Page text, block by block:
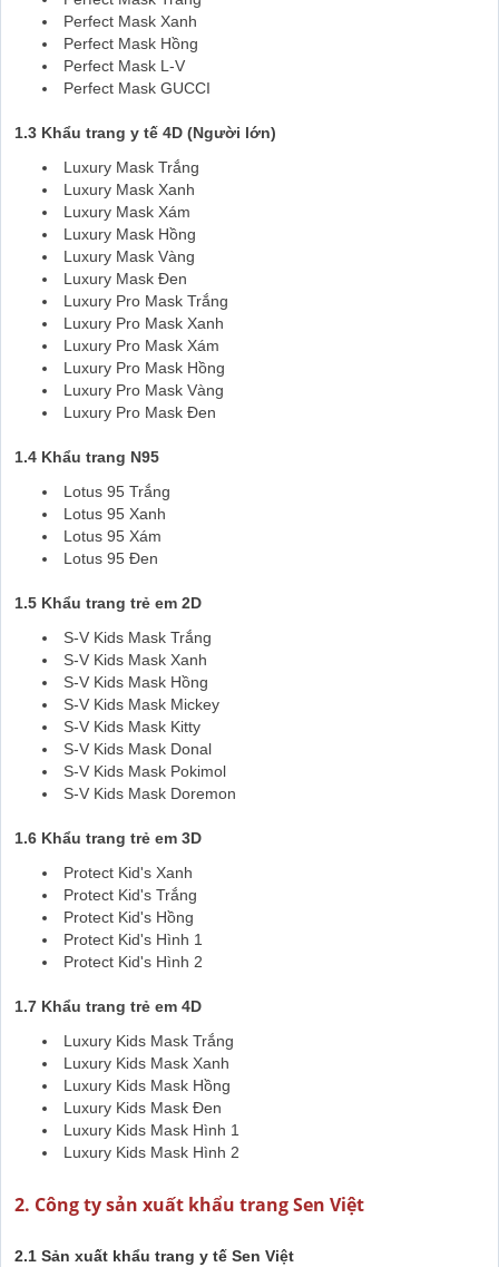
Perfect Mask Xanh
Perfect Mask Hồng
Perfect Mask L-V
Perfect Mask GUCCI
1.3 Khẩu trang y tế 4D (Người lớn)
Luxury Mask Trắng
Luxury Mask Xanh
Luxury Mask Xám
Luxury Mask Hồng
Luxury Mask Vàng
Luxury Mask Đen
Luxury Pro Mask Trắng
Luxury Pro Mask Xanh
Luxury Pro Mask Xám
Luxury Pro Mask Hồng
Luxury Pro Mask Vàng
Luxury Pro Mask Đen
1.4 Khẩu trang N95
Lotus 95 Trắng
Lotus 95 Xanh
Lotus 95 Xám
Lotus 95 Đen
1.5 Khẩu trang trẻ em 2D
S-V Kids Mask Trắng
S-V Kids Mask Xanh
S-V Kids Mask Hồng
S-V Kids Mask Mickey
S-V Kids Mask Kitty
S-V Kids Mask Donal
S-V Kids Mask Pokimol
S-V Kids Mask Doremon
1.6 Khẩu trang trẻ em 3D
Protect Kid's Xanh
Protect Kid's Trắng
Protect Kid's Hồng
Protect Kid's Hình 1
Protect Kid's Hình 2
1.7 Khẩu trang trẻ em 4D
Luxury Kids Mask Trắng
Luxury Kids Mask Xanh
Luxury Kids Mask Hồng
Luxury Kids Mask Đen
Luxury Kids Mask Hình 1
Luxury Kids Mask Hình 2
2. Công ty sản xuất khẩu trang Sen Việt
2.1 Sản xuất khẩu trang y tế Sen Việt